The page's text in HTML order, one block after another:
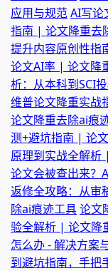
应用与规范AI写论
指南 | 论文降重去
提升内容原创性指
论文AI率 | 论文降
析：从本科到SCI
维普论文降重实战
论文降重去除ai痕
测+避坑指南 | 论
原理到实战全解
论文会被查出来？
返修全攻略：从审
除ai痕迹工具论文
验全解析 | 论文降
怎么办 - 解决方案
到避坑指南，手把